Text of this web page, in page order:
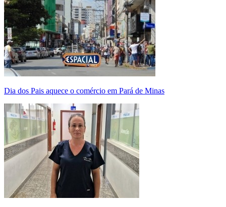
Dia dos Pais aquece o comércio em Pará de Minas